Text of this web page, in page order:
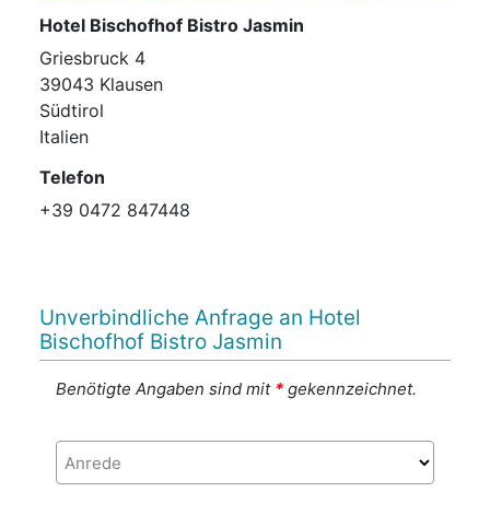
Hotel Bischofhof Bistro Jasmin
Griesbruck 4
39043 Klausen
Südtirol
Italien
Telefon
+39 0472 847448
Unverbindliche Anfrage an Hotel
Bischofhof Bistro Jasmin
Benötigte Angaben sind mit *gekennzeichnet.
Anrede